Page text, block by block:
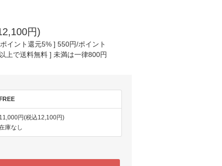
円)
イント還元5% ] 550円/ポイント
上で送料無料 ] 未満は一律800円
FREE
11,000円(税込12,100円)
庫なし